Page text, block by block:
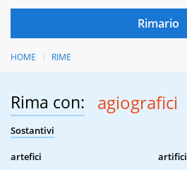
HOME RIME
Rima con: agiografici
Sostantivi
artefici
artifici